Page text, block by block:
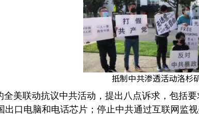
抵制中共渗透活动洛杉
全美联动抗议中共活动，提出八点诉求，包括
出口电脑和电话芯片；停止中共通过互联网监